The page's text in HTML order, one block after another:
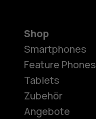
Shop
Smartphones
Feature Phones
Tablets
Zubehör
Angebote